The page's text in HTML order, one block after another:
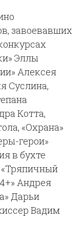
завоевавших
Эллы
Алексея
Суслина,
Котта,
«Охрана»
герои»
в бухте
Андрея
Дарьи
Вадим